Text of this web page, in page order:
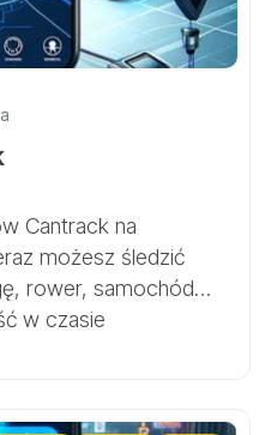
Cantrack na
możesz śledzić
rower, samochód
w czasie
Cantrack.